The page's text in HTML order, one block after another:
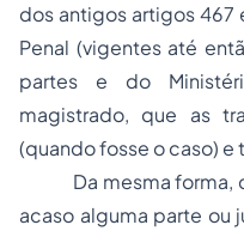
dos antigos artigos
Penal (vigentes até
partes e do
magistrado, que as
(quando fosse o caso) e
Da mesma forma,
acaso alguma parte ou